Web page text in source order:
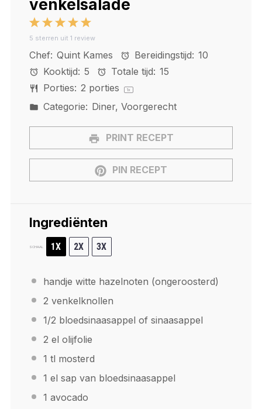
venkelsalade
5
Stars
4
Stars
3
Stars
2
Stars
1
Star
5 sterren uit 1 review
Chef: Quint Kames Bereidingstijd: 10
Kooktijd: 5 Totale tijd: 15
Porties: 2 porties 1x
Categorie: Diner, Voorgerecht
PRINT RECEPT
PIN RECEPT
Ingrediënten
SCHAAL 1X 2X 3X
handje witte hazelnoten (ongeroosterd)
2 venkelknollen
1/2 bloedsinaasappel of sinaasappel
2 el olijfolie
1 tl mosterd
1 el sap van bloedsinaasappel
1 avocado